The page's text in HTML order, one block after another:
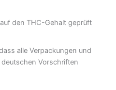
den THC-Gehalt geprüft
alle Verpackungen und
Vorschriften